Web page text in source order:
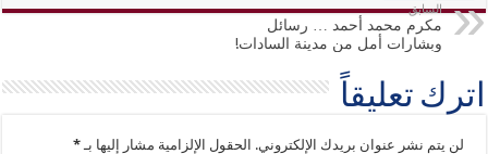
السابق
مكرم محمد أحمد … رسائل
وبشارات أمل من مدينة السادات!
اترك تعليقاً
لن يتم نشر عنوان بريدك الإلكتروني. الحقول الإلزامية مشار إليها بـ*